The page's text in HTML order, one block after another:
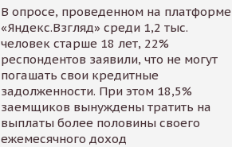
В опросе, проведенном на платформе
«Яндекс.Взгляд» среди 1,2 тыс.
человек старше 18 лет, 22%
респондентов заявили, что не могут
погашать свои кредитные
задолженности. При этом 18,5%
заемщиков вынуждены тратить на
выплаты более половины своего
ежемесячного доход